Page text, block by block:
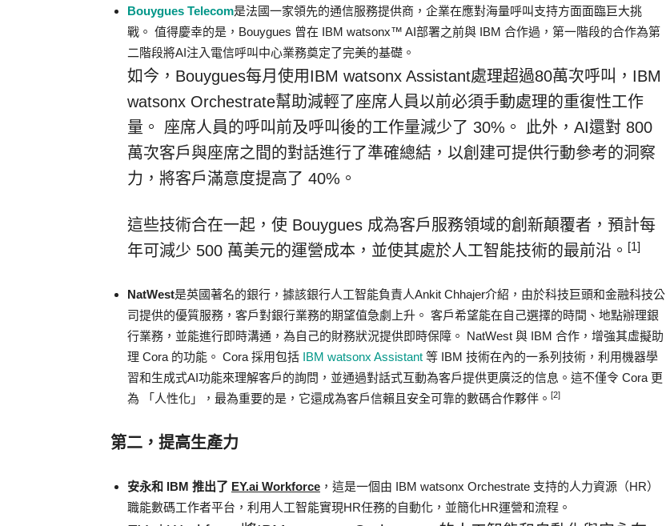
Bouygues Telecom是法國一家領先的通信服務提供商，企業在應對海量呼叫支持方面面臨巨大挑
戰。 值得慶幸的是，Bouygues 曾在 IBM watsonx™ AI部署之前與 IBM 合作過，第一階段的合作為第
二階段將AI注入電信呼叫中心業務奠定了完美的基礎。
如今，Bouygues每月使用IBM watsonx Assistant處理超過80萬次呼叫，IBM
watsonx Orchestrate幫助減輕了座席人員以前必須手動處理的重復性工作
量。 座席人員的呼叫前及呼叫後的工作量減少了 30%。 此外，AI還對 800
萬次客戶與座席之間的對話進行了準確總結，以創建可提供行動參考的洞察
力，將客戶滿意度提高了 40%。
這些技術合在一起，使 Bouygues 成為客戶服務領域的創新顛覆者，預計每
年可減少 500 萬美元的運營成本，並使其處於人工智能技術的最前沿。 [1]
NatWest是英國著名的銀行，據該銀行人工智能負責人Ankit Chhajer介紹，由於科技巨頭和金融科技公
司提供的優質服務，客戶對銀行業務的期望值急劇上升。 客戶希望能在自己選擇的時間、地點辦理銀
行業務，並能進行即時溝通，為自己的財務狀況提供即時保障。 NatWest 與 IBM 合作，增強其虛擬助
理 Cora 的功能。 Cora 採用包括 IBM watsonx Assistant 等 IBM 技術在內的一系列技術，利用機器學
習和生成式AI功能來理解客戶的詢問，並通過對話式互動為客戶提供更廣泛的信息。這不僅令 Cora 更
為 「人性化」，最為重要的是，它還成為客戶信賴且安全可靠的數碼合作夥伴。 [2]
第二，提高生產力
安永和 IBM 推出了 EY.ai Workforce ，這是一個由 IBM watsonx Orchestrate 支持的人力資源（HR）
職能數碼工作者平台，利用人工智能實現HR任務的自動化，並簡化HR運營和流程。